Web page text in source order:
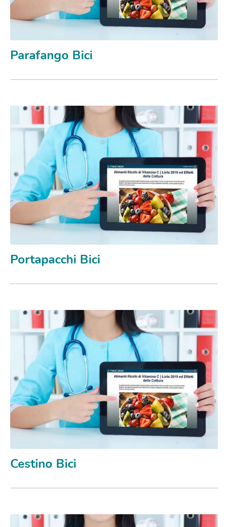
Parafango Bici
Portapacchi Bici
Cestino Bici